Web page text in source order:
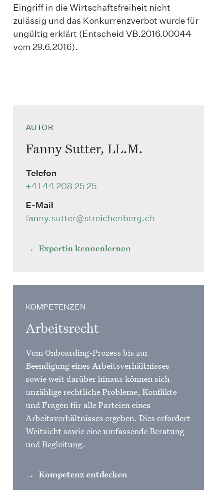
Eingriff in die Wirtschaftsfreiheit nicht
zulässig und das Konkurrenzverbot wurde für
ungültig erklärt (Entscheid VB.2016.00044
vom 29.6.2016).
AUTOR
Fanny Sutter, LL.M.
Telefon
+41 44 208 25 25
E-Mail
fanny.sutter@streichenberg.ch
Expertin kennenlernen
KOMPETENZEN
Arbeitsrecht
Vom Onboarding-Prozess bis zur
Beendigung eines Arbeitsverhältnisses
sowie weit darüber hinaus können sich
unzählige rechtliche Probleme, Konflikte
und Fragen für alle Parteien eines
Arbeitsverhältnisses ergeben. Dies erfordert
Weitsicht sowie eine umfassende Beratung
und Begleitung.
Kompetenz entdecken